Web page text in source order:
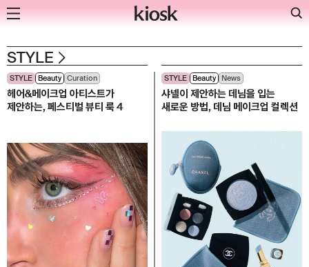
Skip
to
content
STYLE
STYLE Beauty Curation
헤어&메이크업 아티스트가
제안하는, 페스티벌 뷰티 룩 4
STYLE Beauty News
샤넬이 제안하는 데님을 입는
새로운 방법, 데님 메이크업 컬렉션